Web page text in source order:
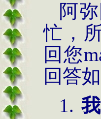
阿
忙，
回您
回答如
1.